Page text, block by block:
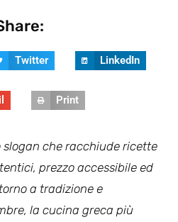
Twitter LinkedIn
Print
slogan che racchiude ricette
prezzo accessibile ed
a tradizione e
la cucina greca più